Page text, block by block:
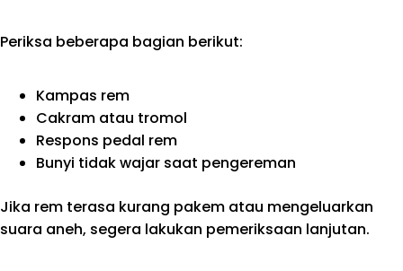
Periksa beberapa bagian berikut:
Kampas rem
Cakram atau tromol
Respons pedal rem
Bunyi tidak wajar saat pengereman
Jika rem terasa kurang pakem atau mengeluarkan
suara aneh, segera lakukan pemeriksaan lanjutan.